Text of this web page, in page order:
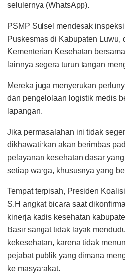
selulernya (WhatsApp).
PSMP Sulsel mendesak
Puskesmas di Kabupaten Luwu,
Kementerian Kesehatan
lainnya segera turun tangan
Mereka juga menyerukan
dan pengelolaan logistik medis
lapangan.
Jika permasalahan ini tidak
dikhawatirkan akan berimbas
pelayanan kesehatan dasar
setiap warga, khususnya yang
Tempat terpisah, Presiden
S.H angkat bicara saat
kinerja kadis kesehatan
Basir sangat tidak layak
kekesehatan, karena tidak
pejabat publik yang dimana
ke masyarakat.